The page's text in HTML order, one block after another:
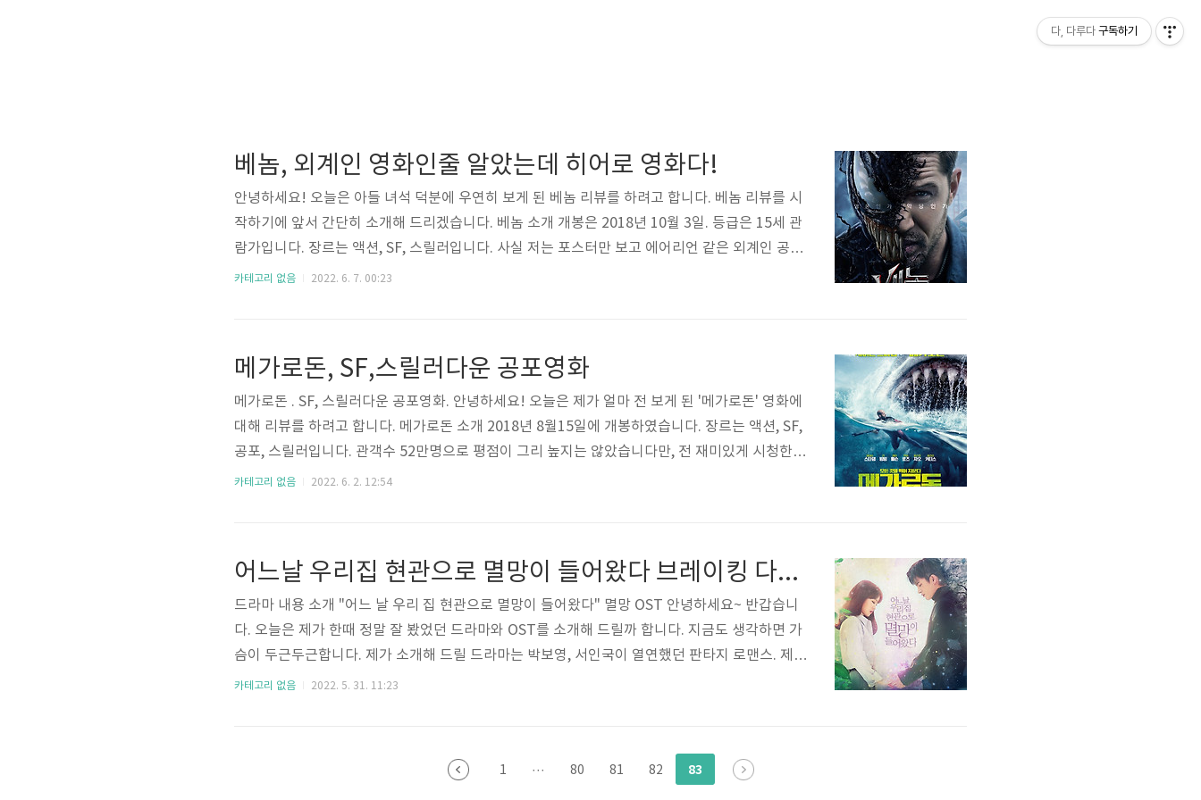
베놈, 외계인 영화인줄 알았는데 히어로 영화다!
안녕하세요! 오늘은 아들 녀석 덕분에 우연히 보게 된 베놈 리뷰를 하려고 합니다. 베놈 리뷰를 시
작하기에 앞서 간단히 소개해 드리겠습니다. 베놈 소개 개봉은 2018년 10월 3일. 등급은 15세 관
람가입니다. 장르는 액션, SF, 스릴러입니다. 사실 저는 포스터만 보고 에어리언 같은 외계인 공포
물?인 줄 알았습니다. 나중에 알았지만, 마블시리즈 빌런 히어로물이었습니다. 저 이런영화 좋아
베놈 줄거리 ..
카테고리 없음 2022. 6. 7. 00:23
메가로돈, SF,스릴러다운 공포영화
메가로돈 . SF, 스릴러다운 공포영화. 안녕하세요! 오늘은 제가 얼마 전 보게 된 '메가로돈' 영화에
대해 리뷰를 하려고 합니다. 메가로돈 소개 2018년 8월15일에 개봉하였습니다. 장르는 액션, SF,
공포, 스릴러입니다. 관객수 52만명으로 평점이 그리 높지는 않았습니다만, 전 재미있게 시청한
영화 중 하나입니다. 감독은 존 터틀타웁. 주연은 제이슨 스타뎀, 레인 윌슨. 그밖에 조연으로는 루
메갈로돈이라고, 160만 ..
카테고리 없음 2022. 6. 2. 12:54
어느날 우리집 현관으로 멸망이 들어왔다 브레이킹 다운 ost
드라마 내용 소개 "어느 날 우리 집 현관으로 멸망이 들어왔다" 멸망 OST 안녕하세요~ 반갑습니
다. 오늘은 제가 한때 정말 잘 봤었던 드라마와 OST를 소개해 드릴까 합니다. 지금도 생각하면 가
슴이 두근두근합니다. 제가 소개해 드릴 드라마는 박보영, 서인국이 열연했던 판타지 로맨스. 제목
이 엄청 길었던 " 어느 날 우리 집 현관으로 멸망이 들어왔다'입니다. 사진도 판타지 스럽죠? ㅎㅎ
국의 로맨스를 다루는 내용이에요. 안타깝게도 시한부 선고를 받게된 박보영(극 중 이름은 탁동
경)은 모두 멸망해 버리라는 소원을 빌게되었는..
카테고리 없음 2022. 5. 31. 11:23
1 ··· 80 81 82 83
다, 다루다 구독하기